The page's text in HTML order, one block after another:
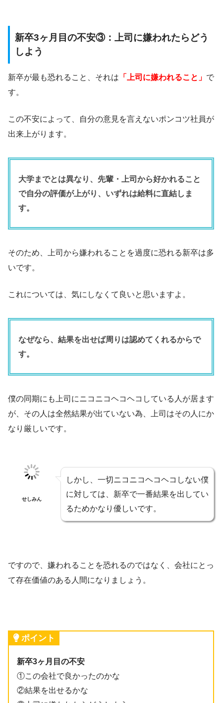
新卒3ヶ月目の不安③：上司に嫌われたらどう
しよう
新卒が最も恐れること、それは 「上司に嫌われること」 で
す。
この不安によって、自分の意見を言えないポンコツ社員が
出来上がります。
大学までとは異なり、先輩・上司から好かれること
で自分の評価が上がり、いずれは給料に直結しま
す。
そのため、上司から嫌われることを過度に恐れる新卒は多
いです。
これについては、気にしなくて良いと思いますよ。
なぜなら、結果を出せば周りは認めてくれるからで
す。
僕の同期にも上司にニコニコヘコヘコしている人が居ます
が、その人は全然結果が出ていない為、上司はその人にか
なり厳しいです。
せしみん
しかし、一切ニコニコヘコヘコしない僕
に対しては、新卒で一番結果を出してい
るためかなり優しいです。
ですので、嫌われることを恐れるのではなく、会社にとっ
て存在価値のある人間になりましょう。
ポイント
新卒3ヶ月目の不安
①この会社で良かったのかな
②結果を出せるかな